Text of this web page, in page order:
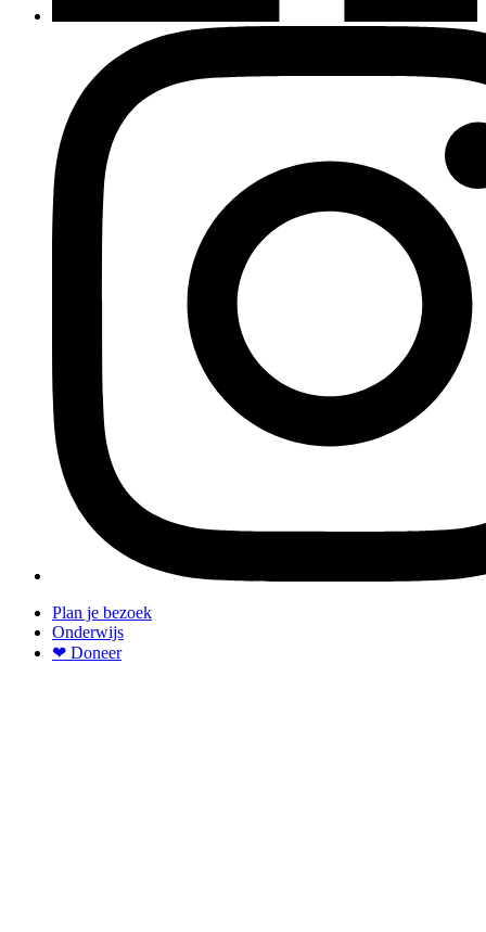
Plan je bezoek
Onderwijs
❤ Doneer